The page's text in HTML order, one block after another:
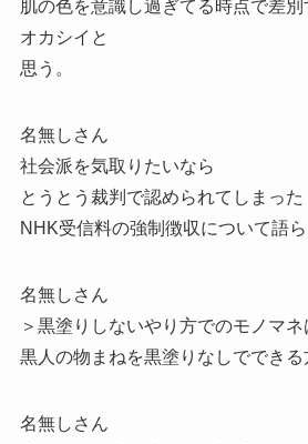
肌の色を意識し過ぎてる時点で差
オカシイと
思う。
名無しさん
社会派を気取りたいなら
とうとう裁判で認められてしまった
NHK受信料の強制徴収について語
名無しさん
＞黒塗りしないやり方でのモノマ
黒人の物まねを黒塗りなしでできる
名無しさん